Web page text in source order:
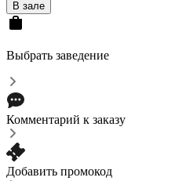
В зале
Выбрать заведение
Комментарий к заказу
Добавить промокод